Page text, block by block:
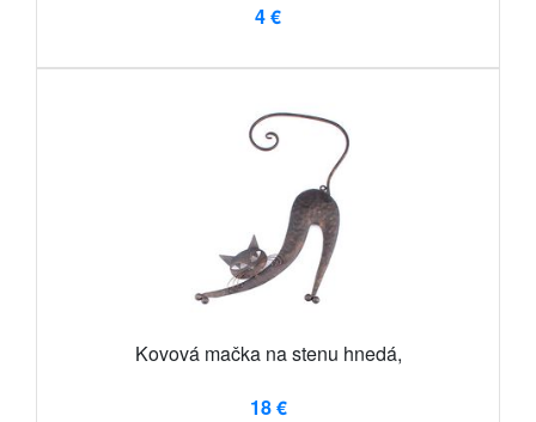
4 €
Kovová mačka na stenu hnedá,
18 €